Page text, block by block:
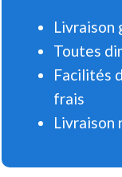
Livraison
Toutes
Facilités
frais
Livraison